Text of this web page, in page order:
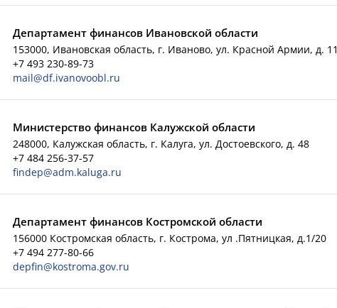
Департамент финансов Ивановской области
153000, Ивановская область, г. Иваново, ул. Красной Армии, д. 11
+7 493 230-89-73
mail@df.ivanovoobl.ru
Министерство финансов Калужской области
248000, Калужская область, г. Калуга, ул. Достоевского, д. 48
+7 484 256-37-57
findep@adm.kaluga.ru
Департамент финансов Костромской области
156000 Костромская область, г. Кострома, ул .Пятницкая, д.1/20
+7 494 277-80-66
depfin@kostroma.gov.ru